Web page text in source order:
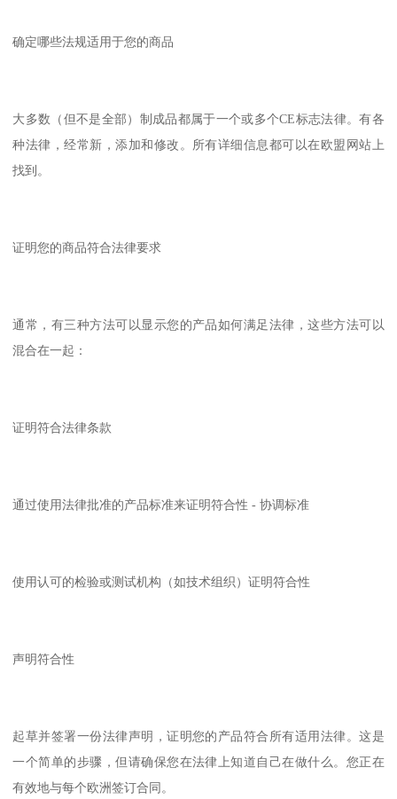
确定哪些法规适用于您的商品
大多数（但不是全部）制成品都属于一个或多个CE标志法律。有各
种法律，经常新，添加和修改。所有详细信息都可以在欧盟网站上
找到。
证明您的商品符合法律要求
通常，有三种方法可以显示您的产品如何满足法律，这些方法可以
混合在一起：
证明符合法律条款
通过使用法律批准的产品标准来证明符合性 - 协调标准
使用认可的检验或测试机构（如技术组织）证明符合性
声明符合性
起草并签署一份法律声明，证明您的产品符合所有适用法律。这是
一个简单的步骤，但请确保您在法律上知道自己在做什么。您正在
有效地与每个欧洲签订合同。